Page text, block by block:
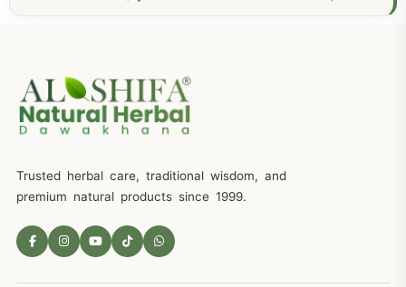
Trusted herbal care, traditional wisdom, and
premium natural products since 1999.